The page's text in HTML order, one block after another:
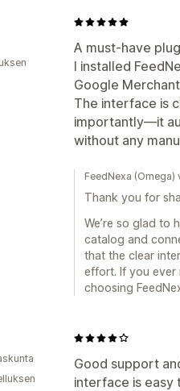
A must-have
I installed
Google
The interface is
importantly—it
without any
FeedNexa
Thank you for
We’re so glad to
catalog and
that the clear
effort. If you ever
choosing
Good support
interface is easy